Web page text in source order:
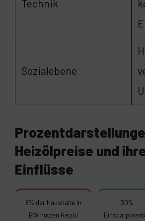
Technik
Sozialebene
Heizölpreise und
Einflüsse
8% der Haushalte in
BW nutzen Heizöl
30%